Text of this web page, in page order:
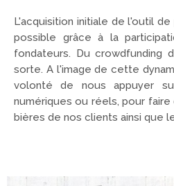
L'acquisition initiale de l'outil
possible grâce à la
fondateurs. Du crowdfunding
sorte. A l'image de cette
volonté de nous appuyer
numériques ou réels, pour
bières de nos clients ainsi que